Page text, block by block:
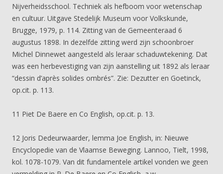
Nijverheidsschool. Techniek als hefboom voor wetenschap
en cultuur. Uitgave Stedelijk Museum voor Volkskunde,
Brugge, 1979, p. 114. Zitting van de Gemeenteraad 6
augustus 1898. In dezelfde zitting werd zijn schoonbroer
Michel Dinnewet aangesteld als leraar schaduwtekening. Dat
was een herbevestiging van zijn aanstelling uit 1892 als leraar
“dessin d’après solides ombrés”. Zie: Dezutter en Goetinck,
op.cit. p. 113.
11 Piet De Baere en Co English, op.cit. p. 13.
12 Joris Dedeurwaarder, lemma Joe English, in: Nieuwe
Encyclopedie van de Vlaamse Beweging. Lannoo, Tielt, 1998,
kol. 1078-1079. Van dit fundamentele artikel vonden we geen